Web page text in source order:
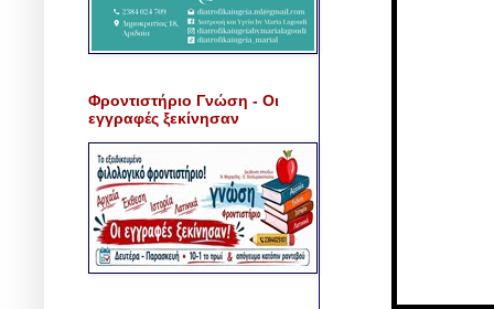
Φροντιστήριο Γνώση - Οι
εγγραφές ξεκίνησαν